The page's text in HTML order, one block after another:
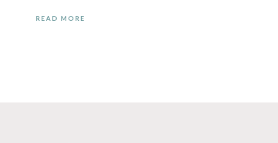
READ MORE